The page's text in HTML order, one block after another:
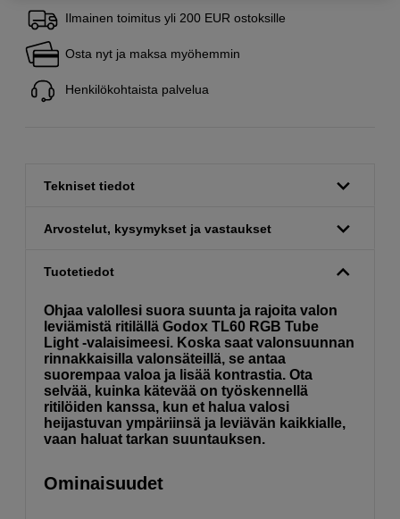
Ilmainen toimitus yli 200 EUR ostoksille
Osta nyt ja maksa myöhemmin
Henkilökohtaista palvelua
Tekniset tiedot
Arvostelut, kysymykset ja vastaukset
Tuotetiedot
Ohjaa valollesi suora suunta ja rajoita valon
leviämistä ritilällä Godox TL60 RGB Tube
Light -valaisimeesi. Koska saat valonsuunnan
rinnakkaisilla valonsäteillä, se antaa
suorempaa valoa ja lisää kontrastia. Ota
selvää, kuinka kätevää on työskennellä
ritilöiden kanssa, kun et halua valosi
heijastuvan ympäriinsä ja leviävän kaikkialle,
vaan haluat tarkan suuntauksen.
Ominaisuudet